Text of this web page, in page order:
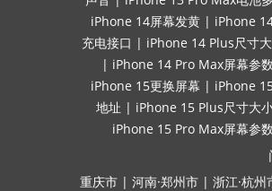
iPhone 14屏幕发黄 | iPhone
充电接口 | iPhone 14 Plus尺寸
| iPhone 14 Pro Max屏幕参
iPhone 15更换屏幕 | iPhone
地址 | iPhone 15 Plus尺寸大
iPhone 15 Pro Max屏幕参
重庆市 | 河南·郑州市 | 浙江·杭州